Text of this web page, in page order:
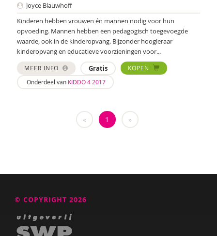
Helma Brouwers
Ymke de Bruijn
Marieke Bruil
Arie de Bruin
Astrid de Bruin
Sophie Burgers-Van Loon
Jeanet Bus
Joyce Blauwhoff
Kinderen hebben vrouwen én mannen nodig voor hun
opvoeding. Mannen hebben een pedagogisch toegevoegde
waarde, ook in de kinderopvang. Bijzonder hoogleraar
kinderopvang en educatieve voorzieningen voor...
MEER INFO Gratis
KOPEN
Onderdeel van KIDDO 4 2017
« 1 »
© COPYRIGHT 2026